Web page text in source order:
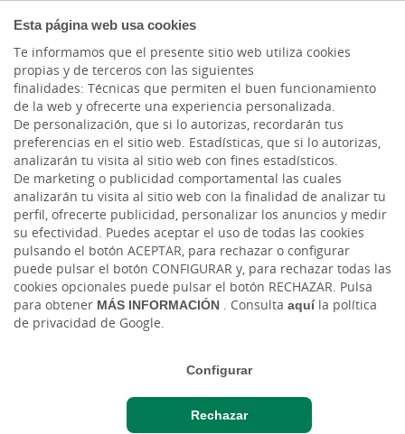
Esta página web usa cookies
Te informamos que el presente sitio web utiliza cookies
propias y de terceros con las siguientes
finalidades: Técnicas que permiten el buen funcionamiento
de la web y ofrecerte una experiencia personalizada.
De personalización, que si lo autorizas, recordarán tus
preferencias en el sitio web. Estadísticas, que si lo autorizas,
analizarán tu visita al sitio web con fines estadísticos.
De marketing o publicidad comportamental las cuales
analizarán tu visita al sitio web con la finalidad de analizar tu
perfil, ofrecerte publicidad, personalizar los anuncios y medir
su efectividad. Puedes aceptar el uso de todas las cookies
pulsando el botón ACEPTAR, para rechazar o configurar
puede pulsar el botón CONFIGURAR y, para rechazar todas las
cookies opcionales puede pulsar el botón RECHAZAR. Pulsa
para obtener MÁS INFORMACIÓN . Consulta aquíla política
de privacidad de Google.
Configurar
Rechazar
Cargando contenido, por favor espere...
CAJASIETE
Sala de Prensa